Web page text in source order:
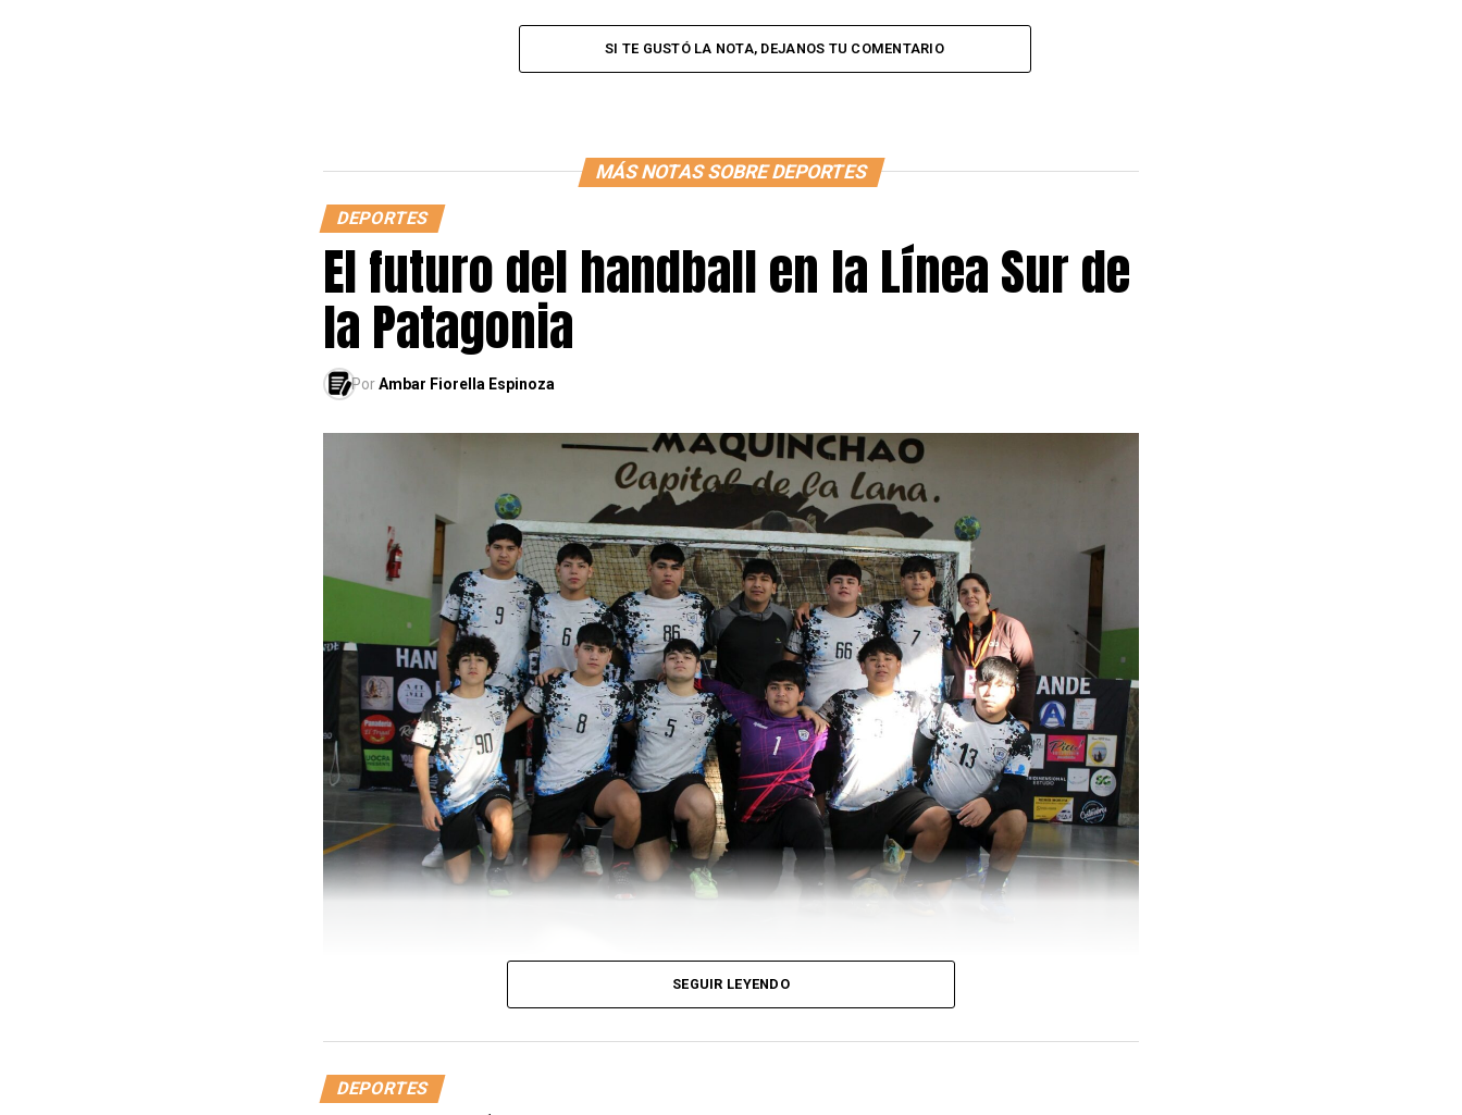
SI TE GUSTÓ LA NOTA, DEJANOS TU COMENTARIO
MÁS NOTAS SOBRE DEPORTES
DEPORTES
El futuro del handball en la Línea Sur de
la Patagonia
PorAmbar Fiorella Espinoza
SEGUIR LEYENDO
DEPORTES